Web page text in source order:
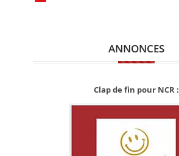
ANNONCES
Clap de fin pour NCR :